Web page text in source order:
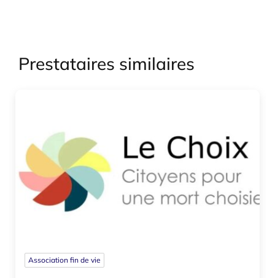
Prestataires similaires
Association fin de vie